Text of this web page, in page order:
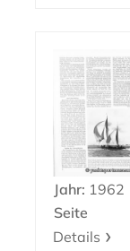
Jahr: 1962
Seite
Details